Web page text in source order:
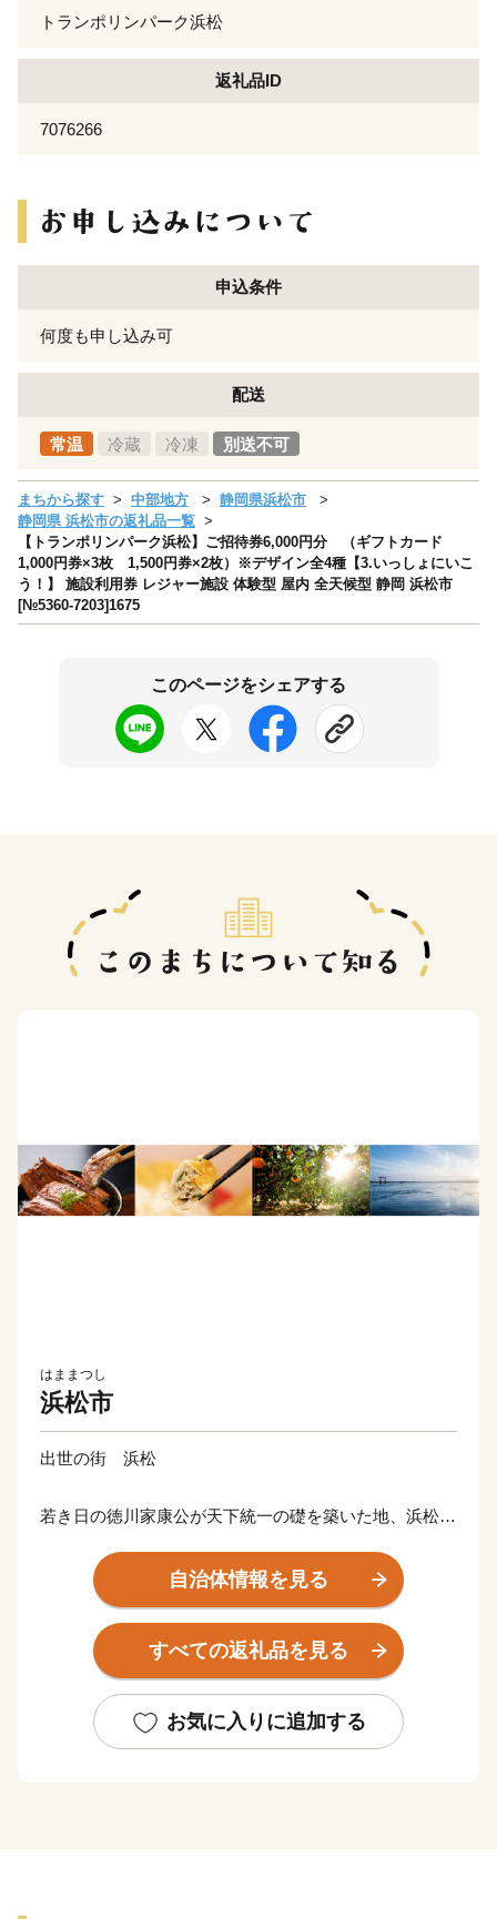
トランポリンパーク浜松
返礼品ID
7076266
申込条件
何度も申し込み可
配送
常温 冷蔵 冷凍 別送不可
まちから探す 中部地方
静岡県浜松市
静岡県 浜松市の返礼品一覧
【トランポリンパーク浜松】ご招待券6,000円分 （ギフトカード
1,000円券×3枚 1,500円券×2枚）※デザイン全4種【3.いっしょにいこ
う！】 施設利用券 レジャー施設 体験型 屋内 全天候型 静岡 浜松市
[№5360-7203]1675
このページをシェアする
はままつし
浜松市
出世の街 浜松
若き日の徳川家康公が天下統一の礎を築いた地、浜松。
出世しました。
近代では、世界的な研究者や技術者、音楽家や芸術家を
輩出したほか、世界に名高い多くの企業が、浜松から生
まれています。
浜松市は東京と大阪のほぼ中央に位置する、人口約80万
人の政令指定都市。北は天竜の美林、南は遠州灘、西は
自治体情報を見る
すべての返礼品を見る
お気に入りに追加する